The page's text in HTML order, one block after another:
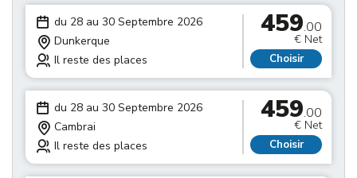
du 28 au 30 Septembre 2026
Dunkerque
Il reste des places
459.00
€ Net
Choisir
du 28 au 30 Septembre 2026
Cambrai
Il reste des places
459.00
€ Net
Choisir